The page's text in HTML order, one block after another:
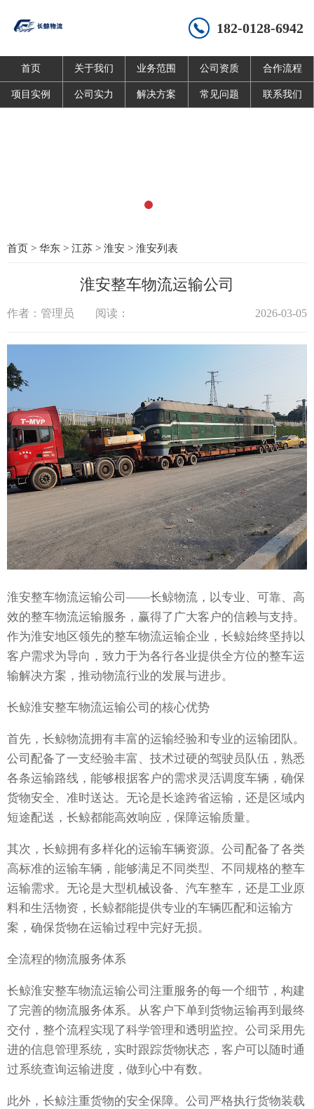
182-0128-6942
首页 关于我们 业务范围 公司资质 合作流程
项目实例 公司实力 解决方案 常见问题 联系我们
首页 > 华东 > 江苏 > 淮安 > 淮安列表
淮安整车物流运输公司
作者：管理员 阅读： 2026-03-05
淮安整车物流运输公司——长鲸物流，以专业、可靠、高
效的整车物流运输服务，赢得了广大客户的信赖与支持。
作为淮安地区领先的整车物流运输企业，长鲸始终坚持以
客户需求为导向，致力于为各行各业提供全方位的整车运
输解决方案，推动物流行业的发展与进步。
长鲸淮安整车物流运输公司的核心优势
首先，长鲸物流拥有丰富的运输经验和专业的运输团队。
公司配备了一支经验丰富、技术过硬的驾驶员队伍，熟悉
各条运输路线，能够根据客户的需求灵活调度车辆，确保
货物安全、准时送达。无论是长途跨省运输，还是区域内
短途配送，长鲸都能高效响应，保障运输质量。
其次，长鲸拥有多样化的运输车辆资源。公司配备了各类
高标准的运输车辆，能够满足不同类型、不同规格的整车
运输需求。无论是大型机械设备、汽车整车，还是工业原
料和生活物资，长鲸都能提供专业的车辆匹配和运输方
案，确保货物在运输过程中完好无损。
全流程的物流服务体系
长鲸淮安整车物流运输公司注重服务的每一个细节，构建
了完善的物流服务体系。从客户下单到货物运输再到最终
交付，整个流程实现了科学管理和透明监控。公司采用先
进的信息管理系统，实时跟踪货物状态，客户可以随时通
过系统查询运输进度，做到心中有数。
此外，长鲸注重货物的安全保障。公司严格执行货物装载